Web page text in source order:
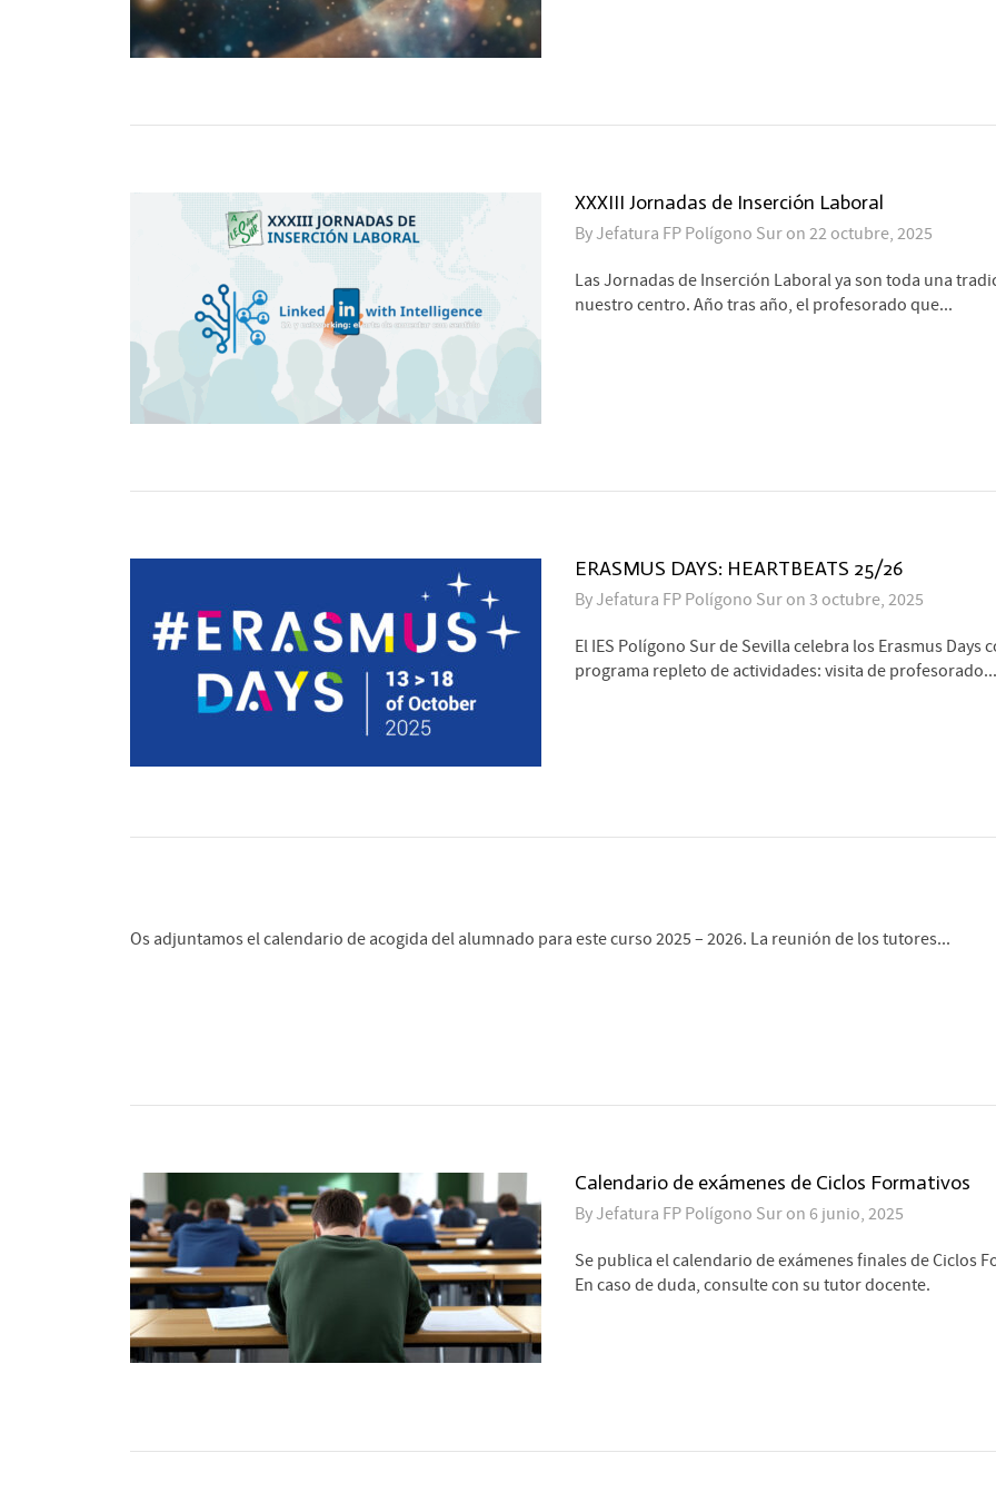
XXXIII Jornadas de Inserción Laboral
ByJefatura FP Polígono Sur on 22 octubre, 2025
Las Jornadas de Inserción Laboral ya son toda una
nuestro centro. Año tras año, el profesorado que...
ERASMUS DAYS: HEARTBEATS 25/26
ByJefatura FP Polígono Sur on 3 octubre, 2025
El IES Polígono Sur de Sevilla celebra los Erasmus Days
programa repleto de actividades: visita de profesorado...
Os adjuntamos el calendario de acogida del alumnado para este curso 2025 – 2026. La reunión de los tutores...
Calendario de exámenes de Ciclos Formativos
ByJefatura FP Polígono Sur on 6 junio, 2025
Se publica el calendario de exámenes finales de Ciclos
En caso de duda, consulte con su tutor docente.